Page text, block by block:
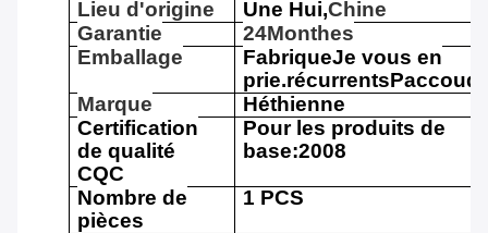
Lieu d'origine Une Hui,Chine
Garantie
24Monthes
Emballage
FabriqueJe vous en
prie.récurrentsP
Marque
Héthienne
Certification
de qualité
CQC
Pour les produits de
base:2008
Nombre de
pièces
1 PCS